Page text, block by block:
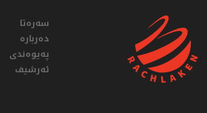
سەرەتا
دەربارە
پەیوەندی
ئەرشیف